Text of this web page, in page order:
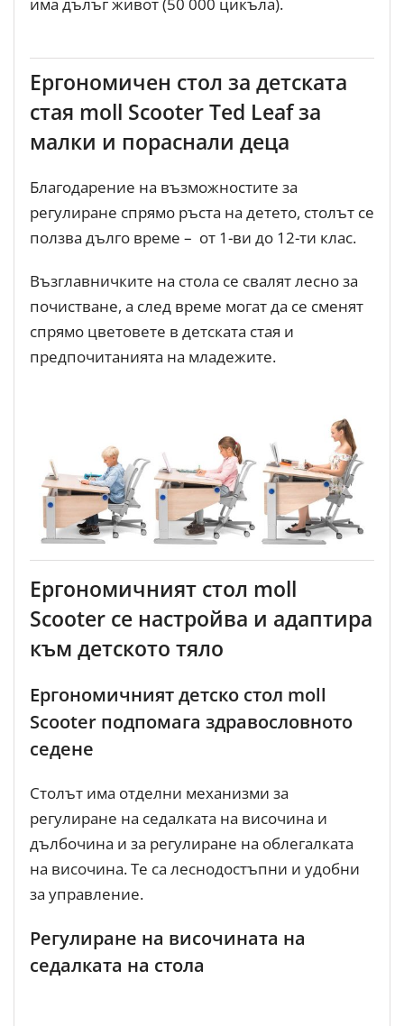
Ергономичен стол за детската
стая moll Scooter Ted Leaf за
малки и пораснали деца
Благодарение на възможностите за
регулиране спрямо ръста на детето, столът се
ползва дълго време – от 1-ви до 12-ти клас.
Възглавничките на стола се свалят лесно за
почистване, а след време могат да се сменят
спрямо цветовете в детската стая и
предпочитанията на младежите.
Ергономичният стол moll
Scooter се настройва и адаптира
към детското тяло
Ергономичният детско стол moll
Scooter подпомага здравословното
седене
Столът има отделни механизми за
регулиране на седалката на височина и
дълбочина и за регулиране на облегалката
на височина. Те са леснодостъпни и удобни
за управление.
Регулиране на височината на
седалката на стола